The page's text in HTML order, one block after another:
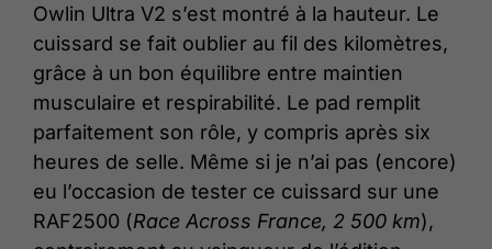
Owlin Ultra V2 s’est montré à la hauteur. Le
cuissard se fait oublier au fil des kilomètres,
grâce à un bon équilibre entre maintien
musculaire et respirabilité. Le pad remplit
parfaitement son rôle, y compris après six
heures de selle. Même si je n’ai pas (encore)
eu l’occasion de tester ce cuissard sur une
RAF2500 (Race Across France, 2 500 km),